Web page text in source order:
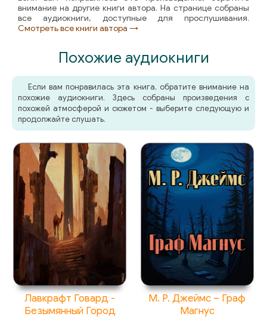
внимание на другие книги автора. На странице собраны
все аудиокниги, доступные для прослушивания.
Смотреть все книги автора →
Похожие аудиокниги
Если вам понравилась эта книга, обратите внимание на
похожие аудиокниги. Здесь собраны произведения с
похожей атмосферой и сюжетом - выберите следующую и
продолжайте слушать.
Лавкрафт Говард -
Безымянный Город
М. Р. Джеймс – Граф
Магнус